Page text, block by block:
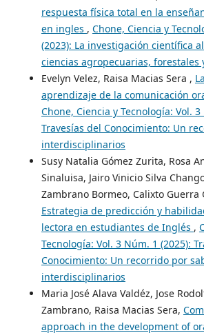
respuesta física total en la
en ingles , Chone, Ciencia y
(2023): La investigación científica
ciencias agropecuarias, forestales
Evelyn Velez, Raisa Macias Sera ,
aprendizaje de la comunicación
Chone, Ciencia y Tecnología: Vol. 3
Travesías del Conocimiento: Un
interdisciplinarios
Susy Natalia Gómez Zurita, Rosa
Sinaluisa, Jairo Vinicio Silva
Zambrano Bormeo, Calixto Guerra
Estrategia de predicción y
lectora en estudiantes de Inglés ,
Tecnología: Vol. 3 Núm. 1 (2025):
Conocimiento: Un recorrido por
interdisciplinarios
Maria José Alava Valdéz, Jose
Zambrano, Raisa Macias Sera,
approach in the development of